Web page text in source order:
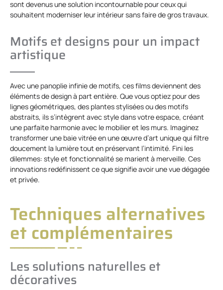
sont devenus une solution incontournable pour ceux qui
souhaitent moderniser leur intérieur sans faire de gros travaux.
Motifs et designs pour un impact
artistique
Avec une panoplie infinie de motifs, ces films deviennent des
éléments de design à part entière. Que vous optiez pour des
lignes géométriques, des plantes stylisées ou des motifs
abstraits, ils s’intègrent avec style dans votre espace, créant
une parfaite harmonie avec le mobilier et les murs. Imaginez
transformer une baie vitrée en une œuvre d’art unique qui filtre
doucement la lumière tout en préservant l’intimité. Fini les
dilemmes: style et fonctionnalité se marient à merveille. Ces
innovations redéfinissent ce que signifie avoir une vue dégagée
et privée.
Techniques alternatives
et complémentaires
Les solutions naturelles et
décoratives